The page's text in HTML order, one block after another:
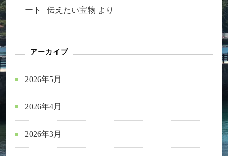
ート | 伝えたい宝物 より
アーカイブ
2026年5月
2026年4月
2026年3月